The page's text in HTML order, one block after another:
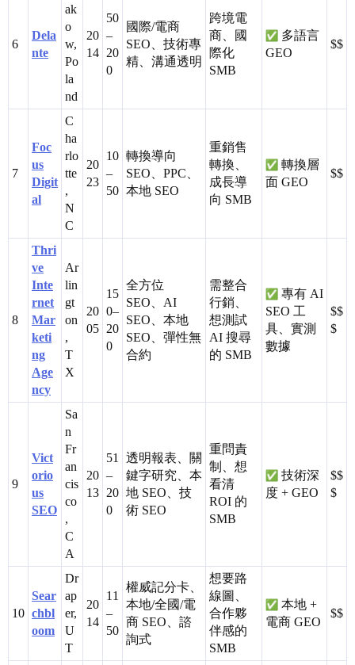
6
Dela
nte
ak
o
w,
Po
la
nd
20
14
50
–
20
0
國際/電商
SEO、技術專
精、溝通透明
跨境電
商、國
際化
SMB
多語言
GEO
$$
7
Foc
us
Digit
al
C
ha
rlo
tte
,
N
C
20
23
10
–
50
轉換導向
SEO、PPC、
本地 SEO
重銷售
轉換、
成長導
向 SMB
轉換層
面 GEO
$$
8
Thri
ve
Inte
rnet
Mar
keti
ng
Age
ncy
Ar
lin
gt
on
,
T
X
20
05
15
0–
20
0
全方位
SEO、AI
SEO、本地
SEO、彈性無
合約
需整合
行銷、
想測試
AI 搜尋
的 SMB
專有 AI
SEO 工
具、實測
數據
$$
$
9
Vict
orio
us
SEO
Sa
n
Fr
an
cis
co
,
C
A
20
13
51
–
20
0
透明報表、關
鍵字研究、本
地 SEO、技
術 SEO
重問責
制、想
看清
ROI 的
SMB
技術深
度 + GEO
$$
$
10
Sear
chbl
oom
Dr
ap
er,
U
T
20
14
11
–
50
權威記分卡、
本地/全國/電
商 SEO、諮
詢式
想要路
線圖、
合作夥
伴感的
SMB
本地 +
電商 GEO
$$